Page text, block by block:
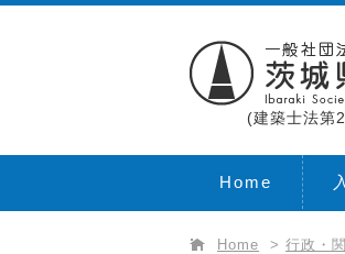
(建築士法第
Home
Home > 行政・